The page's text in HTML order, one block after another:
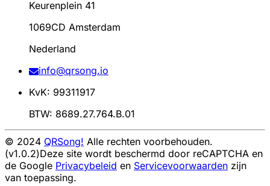
Keurenplein 41
1069CD Amsterdam
Nederland
info@qrsong.io
KvK: 99311917
BTW: 8689.27.764.B.01
© 2024 QRSong! Alle rechten voorbehouden.
(v1.0.2)Deze site wordt beschermd door reCAPTCHA en
de Google Privacybeleid en Servicevoorwaarden zijn
van toepassing.